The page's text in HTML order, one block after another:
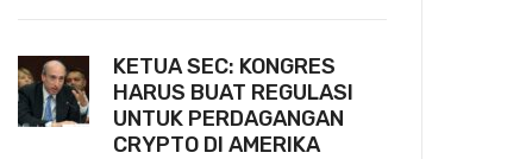
KETUA SEC: KONGRES
HARUS BUAT REGULASI
UNTUK PERDAGANGAN
CRYPTO DI AMERIKA